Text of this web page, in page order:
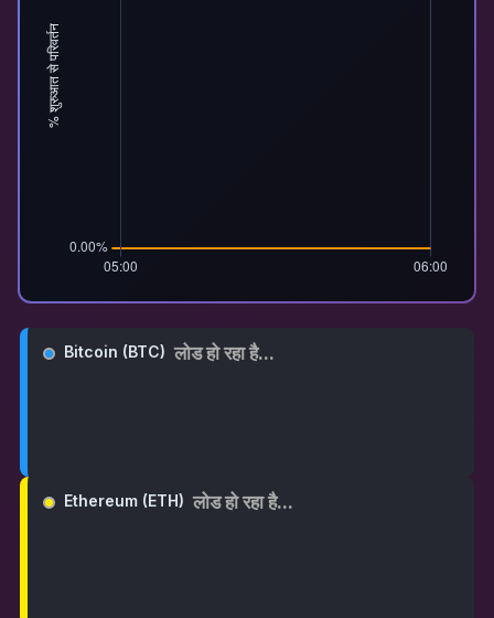
Bitcoin (BTC) लोड हो रहा है...
Ethereum (ETH) लोड हो रहा है...